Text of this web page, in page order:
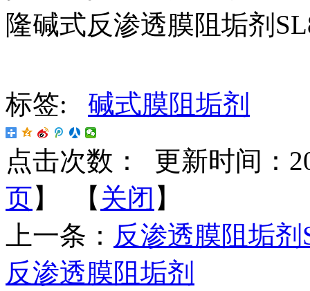
隆碱式反渗透膜阻垢剂
标签:
碱式膜阻垢剂
点击次数：
更新时间：
页】 【 关闭 】
上一条： 反渗透膜阻垢
反渗透膜阻垢剂